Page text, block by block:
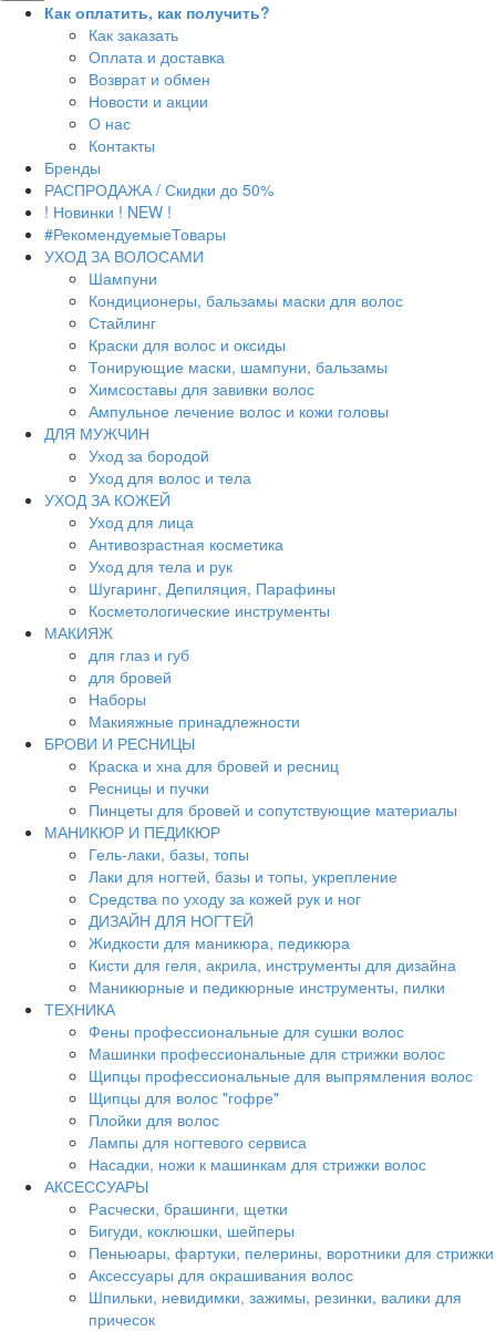
Как оплатить, как получить?
Как заказать
Оплата и доставка
Возврат и обмен
Новости и акции
О нас
Контакты
Бренды
РАСПРОДАЖА / Скидки до 50%
! Новинки ! NEW !
#РекомендуемыеТовары
УХОД ЗА ВОЛОСАМИ
Шампуни
Кондиционеры, бальзамы маски для волос
Стайлинг
Краски для волос и оксиды
Тонирующие маски, шампуни, бальзамы
Химсоставы для завивки волос
Ампульное лечение волос и кожи головы
ДЛЯ МУЖЧИН
Уход за бородой
Уход для волос и тела
УХОД ЗА КОЖЕЙ
Уход для лица
Антивозрастная косметика
Уход для тела и рук
Шугаринг, Депиляция, Парафины
Косметологические инструменты
МАКИЯЖ
для глаз и губ
для бровей
Наборы
Макияжные принадлежности
БРОВИ И РЕСНИЦЫ
Краска и хна для бровей и ресниц
Ресницы и пучки
Пинцеты для бровей и сопутствующие материалы
МАНИКЮР И ПЕДИКЮР
Гель-лаки, базы, топы
Лаки для ногтей, базы и топы, укрепление
Средства по уходу за кожей рук и ног
ДИЗАЙН ДЛЯ НОГТЕЙ
Жидкости для маникюра, педикюра
Кисти для геля, акрила, инструменты для дизайна
Маникюрные и педикюрные инструменты, пилки
ТЕХНИКА
Фены профессиональные для сушки волос
Машинки профессиональные для стрижки волос
Щипцы профессиональные для выпрямления волос
Щипцы для волос "гофре"
Плойки для волос
Лампы для ногтевого сервиса
Насадки, ножи к машинкам для стрижки волос
АКСЕССУАРЫ
Расчески, брашинги, щетки
Бигуди, коклюшки, шейперы
Пеньюары, фартуки, пелерины, воротники для стрижки
Аксессуары для окрашивания волос
Шпильки, невидимки, зажимы, резинки, валики для
причесок